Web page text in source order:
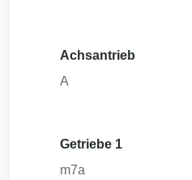
Achsantrieb
A
Getriebe 1
m7a